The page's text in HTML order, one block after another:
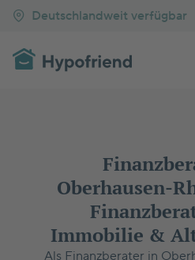
Deutschlandweit verfügbar
Oberhausen-
Immobilie &
Als Finanzberater in